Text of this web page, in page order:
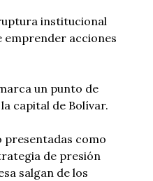
institucional
emprender acciones
un punto de
capital de Bolívar.
presentadas como
de presión
salgan de los